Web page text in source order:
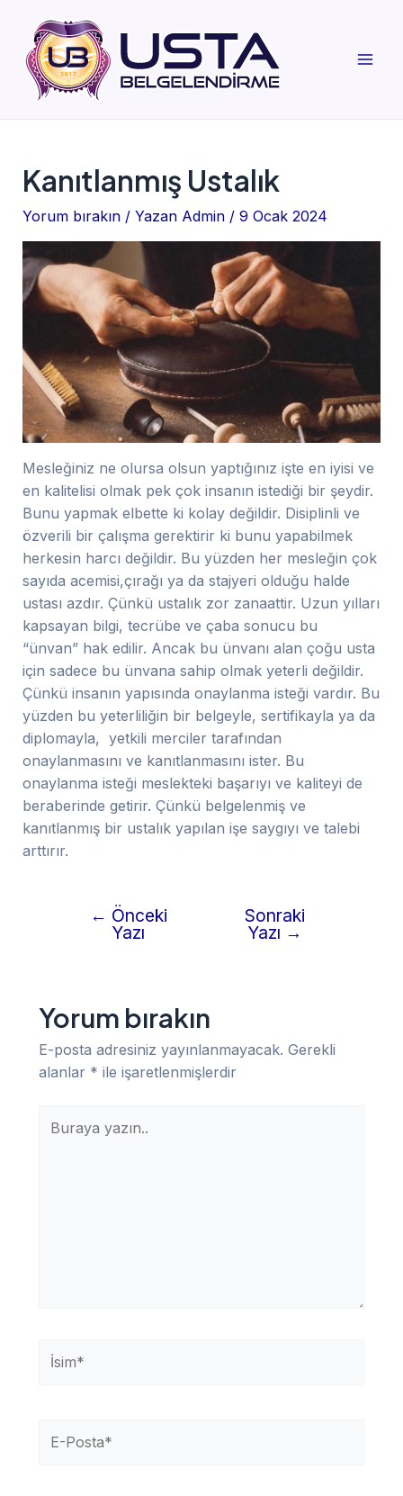
Kanıtlanmış Ustalık
Yorum bırakın / Yazan Admin / 9 Ocak 2024
Mesleğiniz ne olursa olsun yaptığınız işte en iyisi ve
en kalitelisi olmak pek çok insanın istediği bir şeydir.
Bunu yapmak elbette ki kolay değildir. Disiplinli ve
özverili bir çalışma gerektirir ki bunu yapabilmek
herkesin harcı değildir. Bu yüzden her mesleğin çok
sayıda acemisi,çırağı ya da stajyeri olduğu halde
ustası azdır. Çünkü ustalık zor zanaattir. Uzun yılları
kapsayan bilgi, tecrübe ve çaba sonucu bu
“ünvan” hak edilir. Ancak bu ünvanı alan çoğu usta
için sadece bu ünvana sahip olmak yeterli değildir.
Çünkü insanın yapısında onaylanma isteği vardır. Bu
yüzden bu yeterliliğin bir belgeyle, sertifikayla ya da
diplomayla, yetkili merciler tarafından
onaylanmasını ve kanıtlanmasını ister. Bu
onaylanma isteği meslekteki başarıyı ve kaliteyi de
beraberinde getirir. Çünkü belgelenmiş ve
kanıtlanmış bir ustalık yapılan işe saygıyı ve talebi
arttırır.
gezinmesi
← Önceki
Yazı
Sonraki
Yazı →
Yorum bırakın
E-posta adresiniz yayınlanmayacak. Gerekli
alanlar * ile işaretlenmişlerdir
yazın..
Posta*